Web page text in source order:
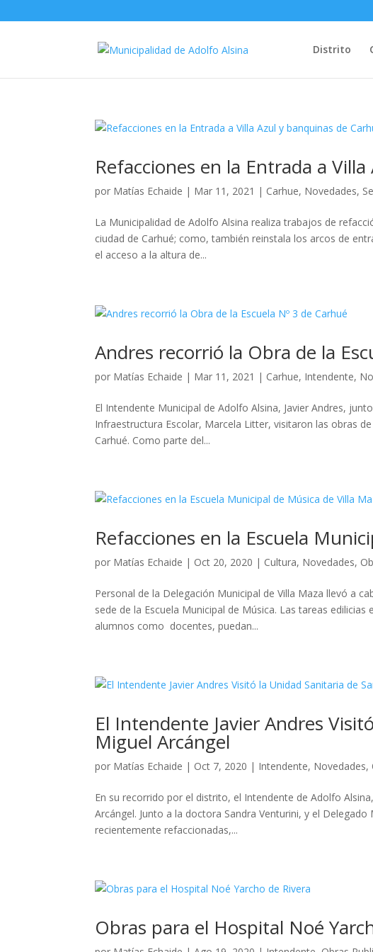
Distrito
Refacciones en la Entrada a
por Matías Echaide | Mar 11, 2021 | Carhue, Novedades,
La Municipalidad de Adolfo Alsina realiza trabajos de
ciudad de Carhué; como, también reinstala los arcos de
el acceso a la altura de...
Andres recorrió la Obra de la
por Matías Echaide | Mar 11, 2021 | Carhue, Intendente,
El Intendente Municipal de Adolfo Alsina, Javier Andres,
Infraestructura Escolar, Marcela Litter, visitaron las obras
Carhué. Como parte del...
Refacciones en la Escuela
por Matías Echaide | Oct 20, 2020 | Cultura, Novedades,
Personal de la Delegación Municipal de Villa Maza llevó a
sede de la Escuela Municipal de Música. Las tareas
alumnos como docentes, puedan...
El Intendente Javier Andres
Miguel Arcángel
por Matías Echaide | Oct 7, 2020 | Intendente, Novedades,
En su recorrido por el distrito, el Intendente de Adolfo
Arcángel. Junto a la doctora Sandra Venturini, y el
recientemente refaccionadas,...
Obras para el Hospital Noé